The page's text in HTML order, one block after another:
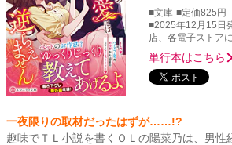
■文庫 ■定価825円
■2025年12月15日
店、各電子ストア
単行本はこちら
一夜限りの取材だったはずが……!?
趣味でＴＬ小説を書くＯＬの陽菜乃は、男性